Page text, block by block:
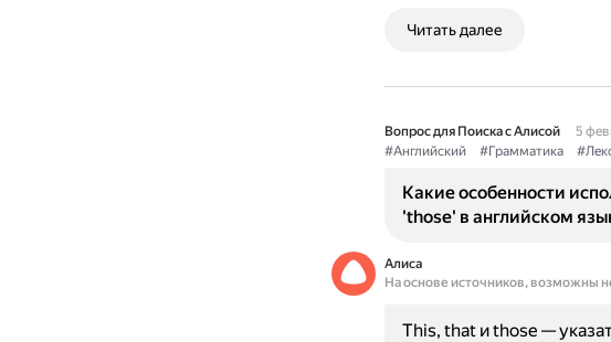
Читать далее
Вопрос для Поиска с Алисой
5
#Английский
#Грамматика
Какие особенности
'those' в английском
Алиса
На основе источников, возможны
This, that и those —